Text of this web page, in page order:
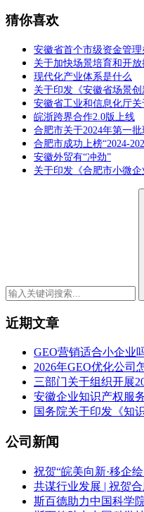
猜你喜欢
安徽省首个市级资金管理
关于加快场景培育和开
现代化产业体系是什么
关于印发《安徽省场景
安徽省工业和信息化厅
皖浙跨界合作2.0版上线
合肥市关于2024年第一
合肥市成功上榜“2024-
安徽外贸有“冲劲”
关于印发《合肥市小微
近期文章
GEO营销适合小企业
2026年GEO优化公司
三部门关于组织开展
安徽企业知识产权服
国务院关于印发《知
公司新闻
祝贺“皖美向新·移企
共谋行业发展 | 祝贺
斯百德助力中国科学